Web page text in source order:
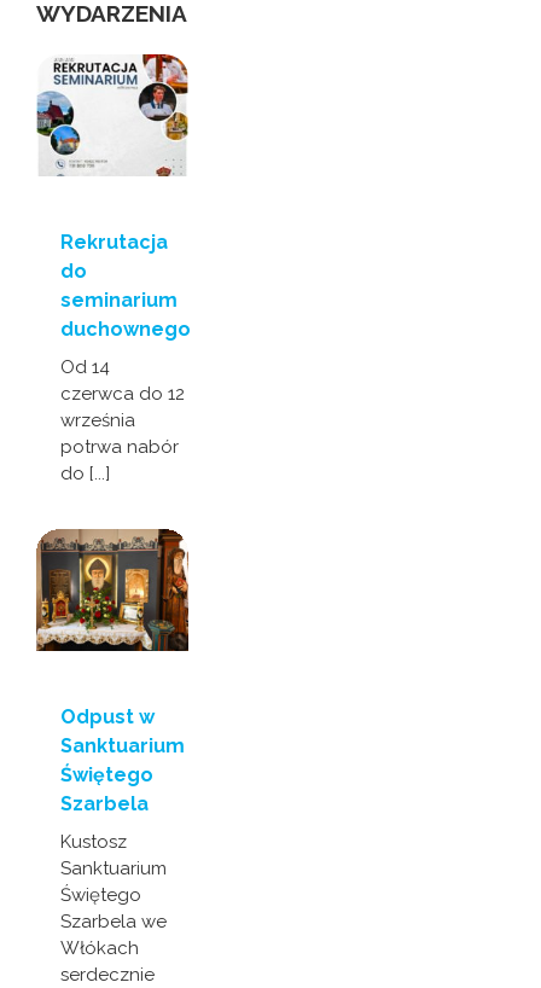
WYDARZENIA
Rekrutacja
do
seminarium
duchownego
Od 14
czerwca do 12
września
potrwa nabór
do [...]
Odpust w
Sanktuarium
Świętego
Szarbela
Kustosz
Sanktuarium
Świętego
Szarbela we
Włókach
serdecznie